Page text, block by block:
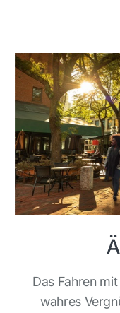
Das Fahren
wahres